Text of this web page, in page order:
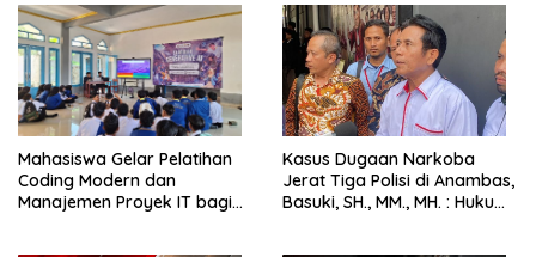
Mahasiswa Gelar Pelatihan
Coding Modern dan
Manajemen Proyek IT bagi
Kasus Dugaan Narkoba
Jerat Tiga Polisi di Anambas,
Basuki, SH., MM., MH. : Hukum